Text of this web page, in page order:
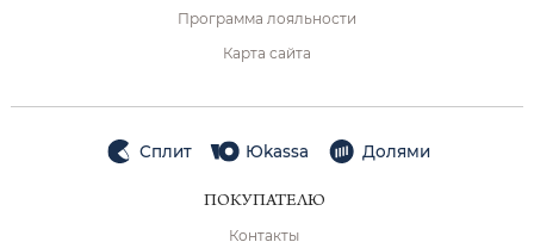
Программа лояльности
Карта сайта
Сплит Юkassa Долями
ПОКУПАТЕЛЮ
Контакты